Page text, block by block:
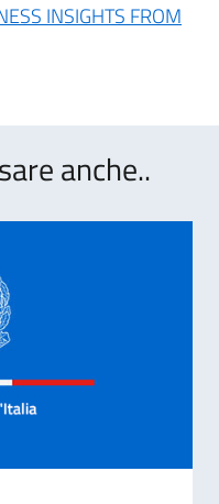
INSIGHTS FROM
anche..